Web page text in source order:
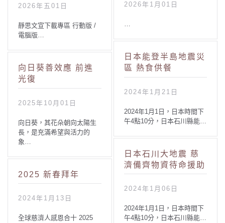
2026年五01日
靜思文宣下載專區 行動版 /
電腦版…
2026年1月01日
…
向日葵善效應 前進
光復
2025年10月01日
向日葵，其花朵朝向太陽生
長，是充滿希望與活力的
象…
日本能登半島地震災
區 熱食供餐
2024年1月21日
2024年1月1日，日本時間下
午4點10分，日本石川縣能…
2025 新春拜年
2024年1月13日
全球慈濟人感恩合十 2025
日本石川大地震 慈
濟備齊物資待命援助
2024年1月06日
2024年1月1日，日本時間下
午4點10分，日本石川縣能…